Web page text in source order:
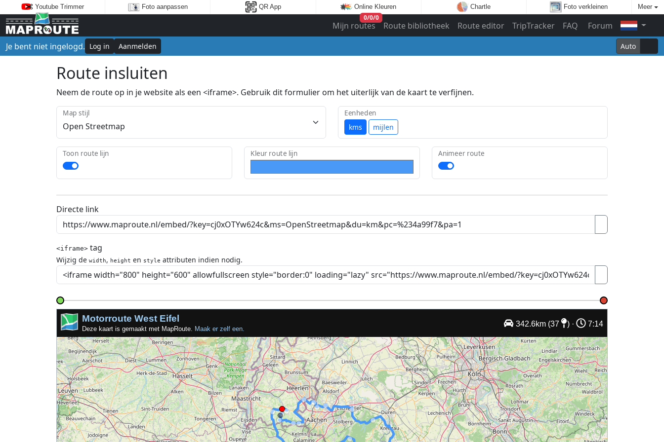
Youtube Trimmer Foto aanpassen QR App Online Kleuren Chartle Foto verkleinen Meer
Mijn routes
0/0/0
Route bibliotheek Route editor TripTracker FAQ
Forum
Je bent niet ingelogd. Log in Aanmelden Auto
Route insluiten
Neem de route op in je website als een <iframe>. Gebruik dit formulier om het uiterlijk van de kaart te verfijnen.
Map stijl
kms mijlen
Eenheden
Toon route lijn Kleur route lijn Animeer route
Directe link
<iframe> tag
Wijzig de width, height en style attributen indien nodig.